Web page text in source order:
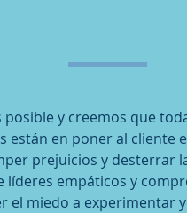
y creemos que
están en poner al cliente
prejuicios y desterrar
líderes empáticos y
el miedo a experimentar